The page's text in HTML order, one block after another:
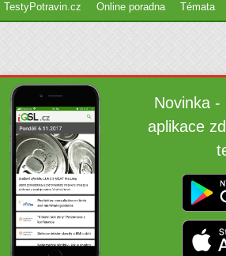
TestyPotravin.cz Online poradna Témata
Novinka -
aplikace